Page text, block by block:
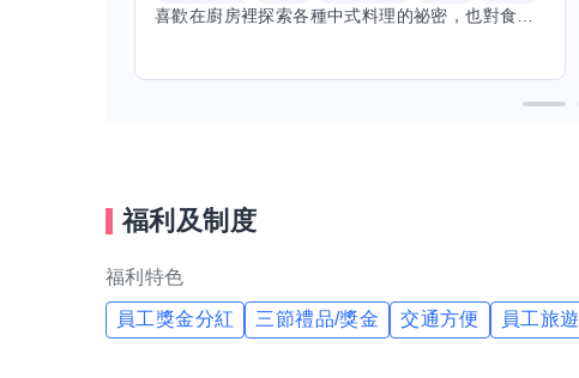
喜歡在廚房裡探索各種中式料理的祕密，也對食材的挑選和搭配充滿熱情。平常生活裡，簡餐料理是我的拿手好戲，讓人輕鬆又滿足。最近開始對手繪、攝影和影片剪輯有濃厚興趣，想找伙伴一起學習交換技能，互相激盪創意！希望能和你一起開心成長，分享不只是技術，更是快樂和靈感的碰撞。
福利及制度
福利特色
員工獎金分紅 三節禮品/獎金 交通方便 員工旅遊